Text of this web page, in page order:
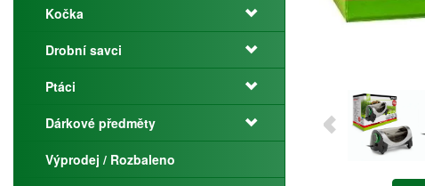
Kočka
Drobní savci
Ptáci
Dárkové předměty
Výprodej / Rozbaleno